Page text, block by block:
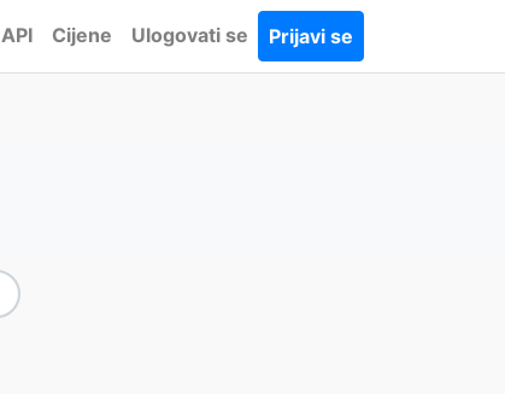
API Cijene Ulogovati se Prijavi se